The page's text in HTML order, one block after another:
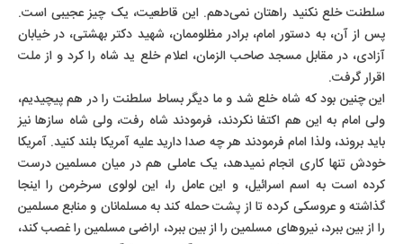
سلطنت خلع نکنید راهتان نمی‌دهم. این قاطعیت، یک چیز عجیبی است.
پس از آن، به دستور امام، برادر مظلوممان، شهید دکتر بهشتی، در خیابان
آزادی، در مقابل مسجد صاحب الزمان، اعلام خلع ید شاه را کرد و از ملت
اقرار گرفت.
این چنین بود که شاه خلع شد و ما دیگر بساط سلطنت را در هم پیچیدیم،
ولی امام به این هم اکتفا نکردند، فرمودند شاه رفت، ولی شاه سازها نیز
باید بروند، ولذا امام فرمودند هر چه صدا دارید علیه آمریکا بلند کنید. آمریکا
خودش تنها کاری انجام نمیدهد، یک عاملی هم در میان مسلمین درست
کرده است به اسم اسرائیل، و این عامل را، این لولوی سرخرمن را اینجا
گذاشته و عروسکی کرده تا از پشت حمله کند به مسلمانان و منابع مسلمین
را از بین ببرد، نیروهای مسلمین را از بین ببرد، اراضی مسلمین را غصب کند،